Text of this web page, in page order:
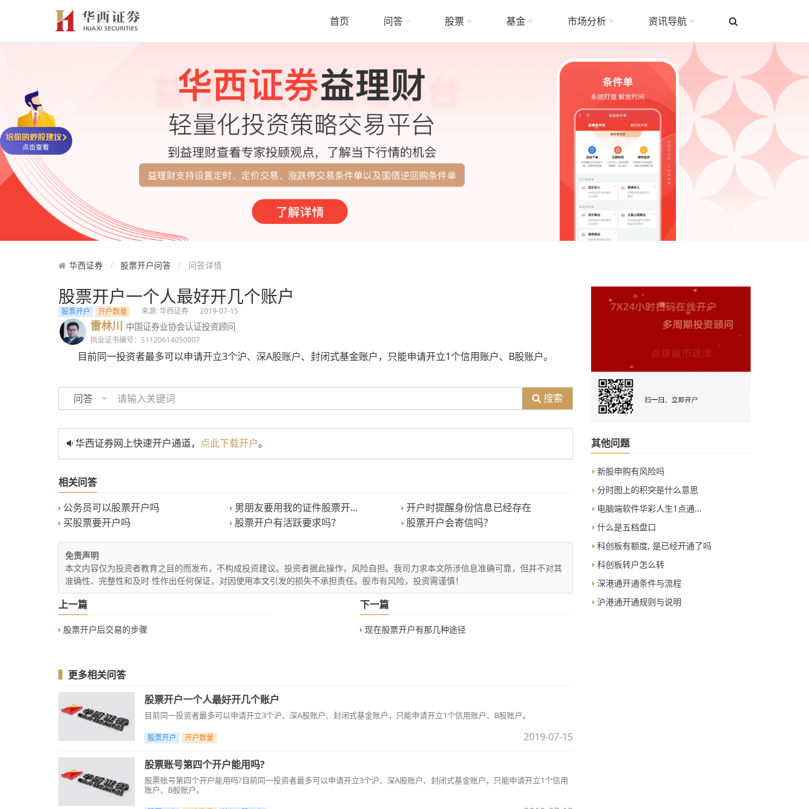
首页 问答 股票 基金 市场分析 资讯导航
华西证券 股票开户问答 问答详情
股票开户一个人最好开几个账户
股票开户 开户数量 来源: 华西证券 2019-07-15
雷林川 中国证券业协会认证投资顾问
执业证书编号：S1120614050007
目前同一投资者最多可以申请开立3个沪、深A股账户、封闭式基金账户，只能申请开立1个信用账户、B股账户。
问答 搜索
华西证券网上快速开户通道， 点此下载开户。
相关问答
公务员可以股票开户吗
男朋友要用我的证件股票开...
开户时提醒身份信息已经存在
买股票要开户吗
股票开户有活跃要求吗？ 股票开户会寄信吗？
免责声明
本文内容仅为投资者教育之目的而发布，不构成投资建议。投资者据此操作，风险自担。我司力求本文所涉信息准确可靠，但并不对其
准确性、完整性和及时 性作出任何保证，对因使用本文引发的损失不承担责任。股市有风险，投资需谨慎！
上一篇
股票开户后交易的步骤
下一篇
现在股票开户有那几种途径
更多相关问答
股票开户一个人最好开几个账户
目前同一投资者最多可以申请开立3个沪、深A股账户、封闭式基金账户，只能申请开立1个信用账户、B股账户。
股票开户 开户数量 2019-07-15
股票账号第四个开户能用吗?
股票账号第四个开户能用吗?目前同一投资者最多可以申请开立3个沪、深A股账户、封闭式基金账户，只能申请开立1个信用
账户、B股账户。
其他问题
新股申购有风险吗
分时图上的积突是什么意思
电脑端软件华彩人生1点通...
什么是五档盘口
科创板有额度, 是已经开通了吗
科创板转户怎么转
深港通开通条件与流程
沪港通开通规则与说明